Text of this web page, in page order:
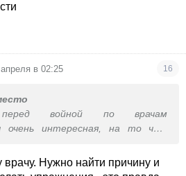
в 02:25 16
перед войной по врачам
очень интересная, на то что
никакие не дала. на просьбу
врачу. Нужно найти причину и